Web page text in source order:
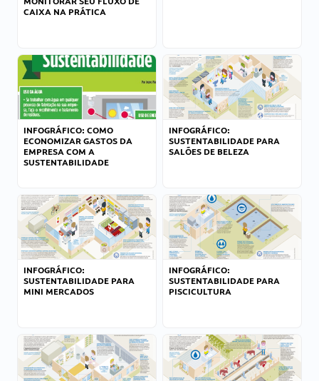
CAIXA NA PRÁTICA
INFOGRÁFICO: COMO
ECONOMIZAR GASTOS DA
EMPRESA COM A
SUSTENTABILIDADE
INFOGRÁFICO:
SUSTENTABILIDADE PARA
SALÕES DE BELEZA
INFOGRÁFICO:
SUSTENTABILIDADE PARA
MINI MERCADOS
INFOGRÁFICO:
SUSTENTABILIDADE PARA
PISCICULTURA